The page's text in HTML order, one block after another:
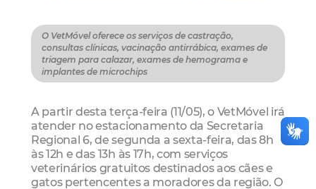
O VetMóvel oferece os serviços de castração,
consultas clínicas, vacinação antirrábica, exames de
triagem para calazar, exames de hemograma e
implantes de microchips
A partir desta terça-feira (11/05), o VetMóvel irá
atender no estacionamento da Secretaria
Regional 6, de segunda a sexta-feira, das 8h
às 12h e das 13h às 17h, com serviços
veterinários gratuitos destinados aos cães e
gatos pertencentes a moradores da região. O